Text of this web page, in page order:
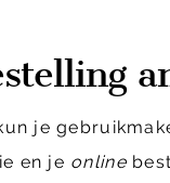
je
en je online